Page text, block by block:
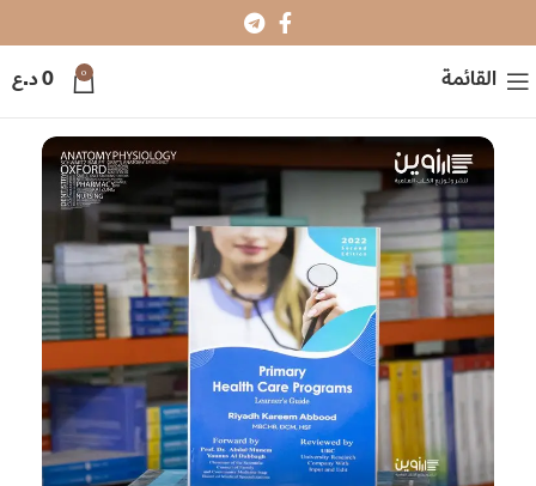
القائمة 0
0د.ع